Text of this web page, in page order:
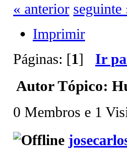
« anterior seguinte
Imprimir
Páginas: [1] Ir
AutorTópico:
0 Membros e 1